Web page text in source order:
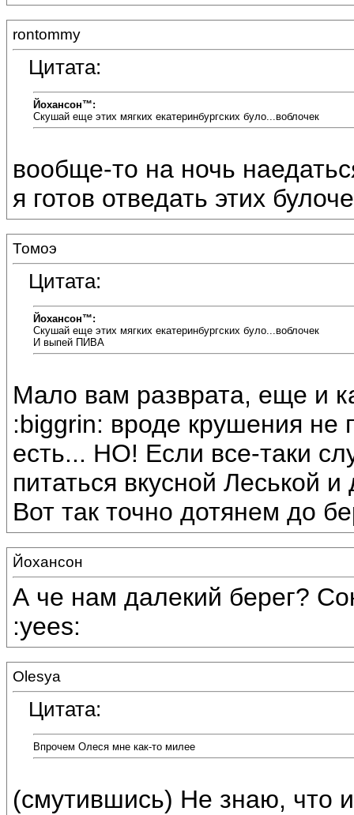
rontommy
Цитата:
Йохансон™:
Скушай еще этих мягких екатеринбургских було...воблочек
вообще-то на ночь
я готов отведать этих
Томоэ
Цитата:
Йохансон™:
Скушай еще этих мягких екатеринбургских було...воблочек
И выпей ПИВА
Мало вам разврата, еще и
:biggrin: вроде крушения не
есть... НО! Если все-таки
питаться вкусной Леськой
Вот так точно дотянем до
Йохансон
А че нам далекий берег?
:yees:
Olesya
Цитата:
Впрочем Олеся мне как-то милее
(смутившись) Не знаю, что